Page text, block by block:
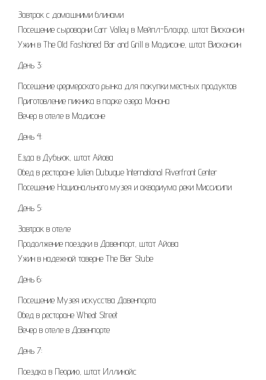
Завтрак с домашними блинами
Посещение сыроварни Carr Valley в Мейпл-Блафф, штат Висконсин
Ужин в The Old Fashioned Bar and Grill в Мадисоне, штат Висконсин
День 3:
Посещение фермерского рынка для покупки местных продуктов
Приготовление пикника в парке озера Монона
Вечер в отеле в Мадисоне
День 4:
Езда в Дубьюк, штат Айова
Обед в ресторане Julien Dubuque International Riverfront Center
Посещение Национального музея и аквариума реки Миссисипи
День 5:
Завтрак в отеле
Продолжение поездки в Давенпорт, штат Айова
Ужин в надежной таверне The Bier Stube
День 6:
Посещение Музея искусства Давенпорта
Обед в ресторане Wheat Street
Вечер в отеле в Давенпорте
День 7:
Поездка в Пеорию, штат Иллинойс